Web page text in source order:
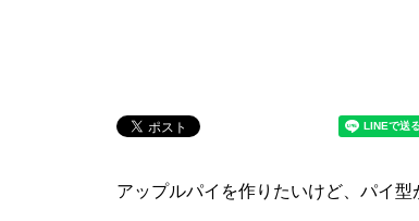
アップルパイを作りたいけど、パイ